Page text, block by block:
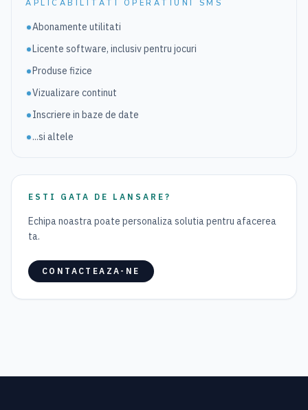
APLICABILITATI OPERATIUNI SMS
Abonamente utilitati
Licente software, inclusiv pentru jocuri
Produse fizice
Vizualizare continut
Inscriere in baze de date
...si altele
ESTI GATA DE LANSARE?
Echipa noastra poate personaliza solutia pentru afacerea
ta.
CONTACTEAZA-NE